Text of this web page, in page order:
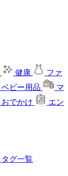
健康
ファ
ベビー用品
マ
おでかけ
エン
タグ一覧